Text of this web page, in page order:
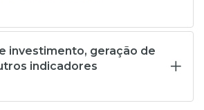
investimento, geração de
indicadores